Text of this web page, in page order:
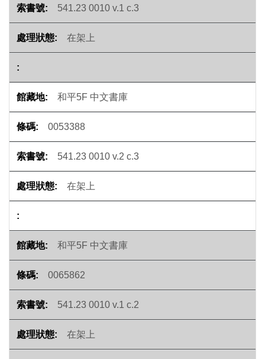
541.23 0010 v.1 c.3
在架上
和平5F 中文書庫
0053388
541.23 0010 v.2 c.3
在架上
和平5F 中文書庫
0065862
541.23 0010 v.1 c.2
在架上